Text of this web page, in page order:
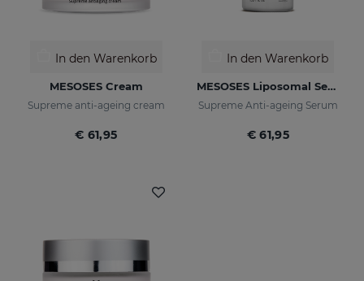
In den Warenkorb
MESOSES Cream
Supreme anti-ageing cream
€ 61,95
In den Warenkorb
MESOSES Liposomal Serum
Supreme Anti-ageing Serum
€ 61,95